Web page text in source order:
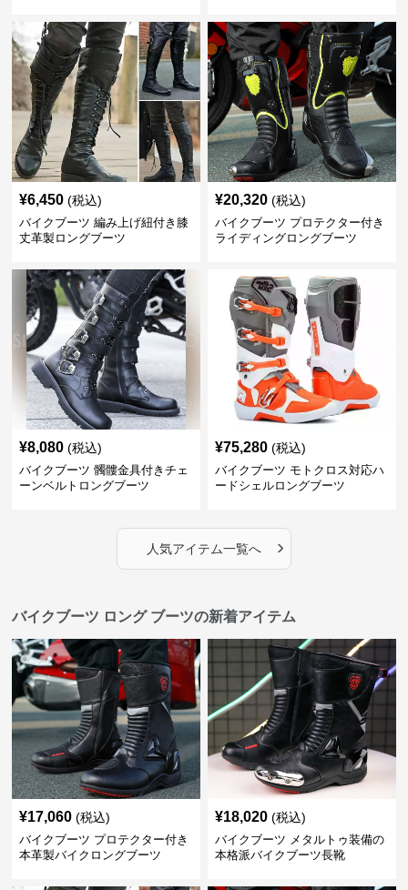
¥6,450 (税込)
バイクブーツ 編み上げ紐付き膝
丈革製ロングブーツ
¥20,320 (税込)
バイクブーツ プロテクター付き
ライディングロングブーツ
¥8,080 (税込)
バイクブーツ 髑髏金具付きチェ
ーンベルトロングブーツ
¥75,280 (税込)
バイクブーツ モトクロス対応ハ
ードシェルロングブーツ
人気アイテム一覧へ ›
バイクブーツ ロング ブーツの新着アイテム
¥17,060 (税込)
バイクブーツ プロテクター付き
本革製バイクロングブーツ
¥18,020 (税込)
バイクブーツ メタルトゥ装備の
本格派バイクブーツ長靴